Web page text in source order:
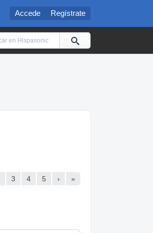
Accede Regístrate
3 4 5 › »